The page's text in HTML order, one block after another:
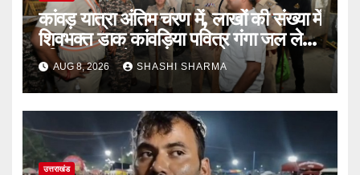
कांवड़ यात्रा अंतिम चरण में, लाखों की संख्या में
शिवभक्त डाक कांवड़िया पवित्र गंगा जल लेने
हरिद्वार पहुंच रहे
AUG 8, 2026 SHASHI SHARMA
उत्तराखंड